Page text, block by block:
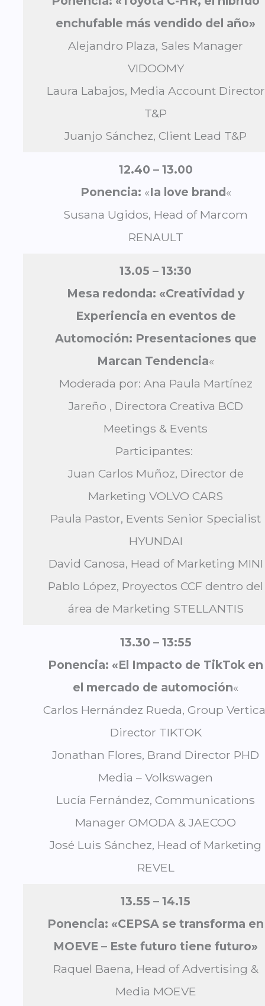
enchufable más vendido del año»
Alejandro Plaza, Sales Manager
VIDOOMY
Laura Labajos, Media Account Director
T&P
Juanjo Sánchez, Client Lead T&P
12.40 – 13.00
Ponencia: «Ia love brand«
Susana Ugidos, Head of Marcom
RENAULT
13.05 – 13:30
Mesa redonda: «Creatividad y
Experiencia en eventos de
Automoción: Presentaciones que
Marcan Tendencia«
Moderada por: Ana Paula Martínez
Jareño , Directora Creativa BCD
Meetings & Events
Participantes:
Juan Carlos Muñoz, Director de
Marketing VOLVO CARS
Paula Pastor, Events Senior Specialist
HYUNDAI
David Canosa, Head of Marketing MINI
Pablo López, Proyectos CCF dentro del
área de Marketing STELLANTIS
13.30 – 13:55
Ponencia: «El Impacto de TikTok en
el mercado de automoción«
Carlos Hernández Rueda, Group
Director TIKTOK
Jonathan Flores, Brand Director PHD
Media – Volkswagen
Lucía Fernández, Communications
Manager OMODA & JAECOO
José Luis Sánchez, Head of Marketing
REVEL
13.55 – 14.15
Ponencia: «CEPSA se transforma en
MOEVE – Este futuro tiene futuro»
Raquel Baena, Head of Advertising &
Media MOEVE